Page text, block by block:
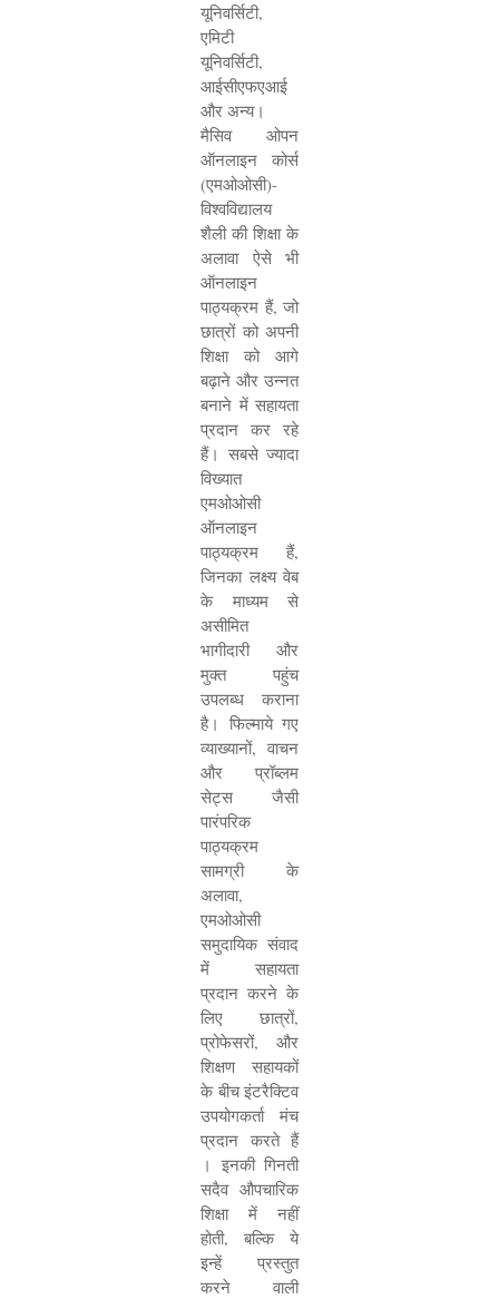
यूनिवर्सिटी,
एमिटी
यूनिवर्सिटी,
आईसीएफएआई
और अन्य।
मैसिव ओपन
ऑनलाइन कोर्स
(एमओओसी)-
विश्वविद्यालय
शैली की शिक्षा के
अलावा ऐसे भी
ऑनलाइन
पाठ्यक्रम हैं, जो
छात्रों को अपनी
शिक्षा को आगे
बढ़ाने और उन्नत
बनाने में सहायता
प्रदान कर रहे
हैं। सबसे ज्यादा
विख्यात
एमओओसी
ऑनलाइन
पाठ्यक्रम हैं,
जिनका लक्ष्य वेब
के माध्यम से
असीमित
भागीदारी और
मुक्त पहुंच
उपलब्ध कराना
है। फिल्माये गए
व्याख्यानों, वाचन
और प्रॉब्लम
सेट्स जैसी
पारंपरिक
पाठ्यक्रम
सामग्री के
अलावा,
एमओओसी
समुदायिक संवाद
में सहायता
प्रदान करने के
लिए छात्रों,
प्रोफेसरों, और
शिक्षण सहायकों
के बीच इंटरैक्टिव
उपयोगकर्ता मंच
प्रदान करते हैं
। इनकी गिनती
सदैव औपचारिक
शिक्षा में नहीं
होती, बल्कि ये
इन्हें प्रस्तुत
करने वाली